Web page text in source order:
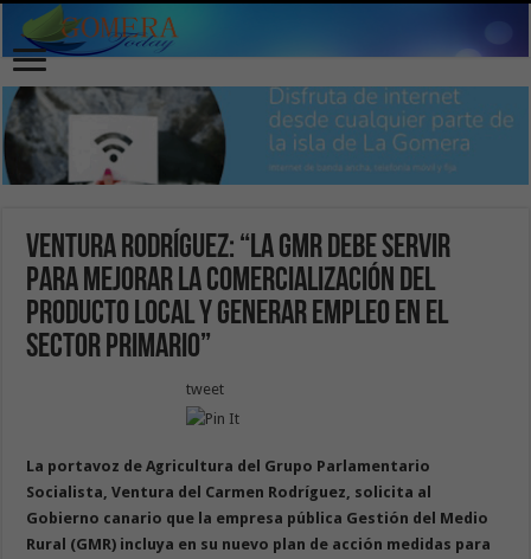
Ventura Rodríguez: “La GMR debe servir
para mejorar la comercialización del
producto local y generar empleo en el
sector primario”
tweet
La portavoz de Agricultura del Grupo Parlamentario
Socialista, Ventura del Carmen Rodríguez, solicita al
Gobierno canario que la empresa pública Gestión del Medio
Rural (GMR) incluya en su nuevo plan de acción medidas para